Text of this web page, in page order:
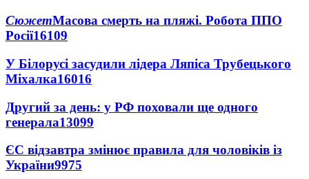
СюжетМасова смерть на пляжі. Робота ППО
Росії16109
У Білорусі засудили лідера Ляпіса Трубецького
Міхалка16016
Другий за день: у РФ поховали ще одного
генерала13099
ЄС відзавтра змінює правила для чоловіків із
України9975